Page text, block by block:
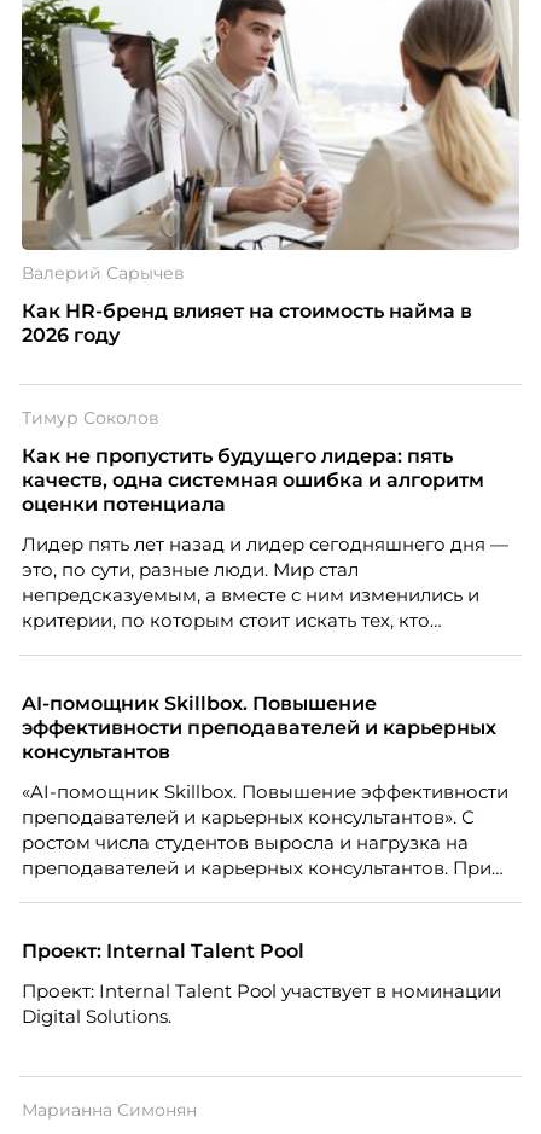
Валерий Сарычев
Как HR-бренд влияет на стоимость найма в
2026 году
Тимур Соколов
Как не пропустить будущего лидера: пять
качеств, одна системная ошибка и алгоритм
оценки потенциала
Лидер пять лет назад и лидер сегодняшнего дня —
это, по сути, разные люди. Мир стал
непредсказуемым, а вместе с ним изменились и
критерии, по которым стоит искать тех, кто
«свадебного генерала», почему стандартные
системы оценки часто упускают самых талантливых
людей и как выявить лидерский потенциал ещё до
Тимур Соколов, ключевой эксперт по
стратегическому развитию и формированию
культуры лидерства в организациях.
AI-помощник Skillbox. Повышение
эффективности преподавателей и карьерных
консультантов
«AI-помощник Skillbox. Повышение эффективности
преподавателей и карьерных консультантов». С
ростом числа студентов выросла и нагрузка на
преподавателей и карьерных консультантов. При
повысить эффективность сотрудников, ускорить
процессы, сохранить качество поддержки и
масштабироваться без роста команды. Так и
появился AI-помощник, встроенный в платформу
Проект: Internal Talent Pool
Проект: Internal Talent Pool участвует в номинации
Digital Solutions.
Марианна Симонян